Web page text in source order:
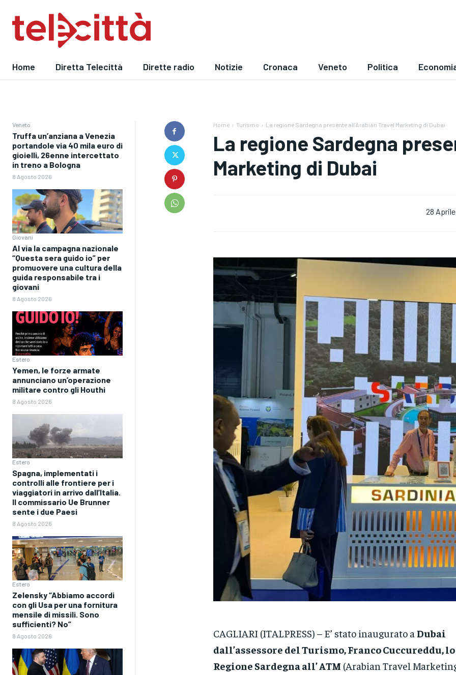
Home Diretta Telecittà Dirette radio Notizie Cronaca Veneto Politica
Veneto
Truffa un’anziana a Venezia
portandole via 40 mila euro di
gioielli, 26enne intercettato
in treno a Bologna
8 Agosto 2026
Giovani
Al via la campagna nazionale
“Questa sera guido io” per
promuovere una cultura della
guida responsabile tra i
giovani
8 Agosto 2026
Estero
Yemen, le forze armate
annunciano un’operazione
militare contro gli Houthi
8 Agosto 2026
Estero
Spagna, implementati i
controlli alle frontiere per i
viaggiatori in arrivo dall’Italia.
Il commissario Ue Brunner
sente i due Paesi
8 Agosto 2026
Estero
Zelensky “Abbiamo accordi
con gli Usa per una fornitura
mensile di missili. Sono
sufficienti? No”
8 Agosto 2026
Home Turismo La regione Sardegna presente all’Arabian Travel Marketing di Dubai
La regione Sardegna
Marketing di Dubai
28
CAGLIARI (ITALPRESS) – E’ stato inaugurato a Dubai
dall’assessore del Turismo, Franco Cuccureddu,
Regione Sardegna all’ ATM (Arabian Travel